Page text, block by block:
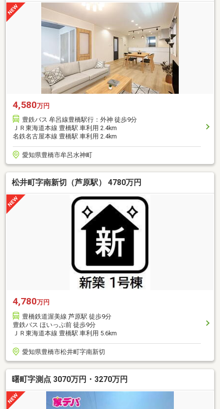
4,580万円
豊鉄バス 牟呂線豊橋駅行：外神 徒歩9分
ＪＲ東海道本線 豊橋駅 車利用 2.4km
名鉄名古屋本線 豊橋駅 車利用 2.4km
愛知県豊橋市牟呂水神町
松井町字南新切（芦原駅） 4780万円
4,780万円
豊橋鉄道渥美線 芦原駅 徒歩9分
豊鉄バス ほいっぷ前 徒歩9分
ＪＲ東海道本線 豊橋駅 車利用 5.6km
愛知県豊橋市松井町字南新切
曙町字測点 3070万円・3270万円